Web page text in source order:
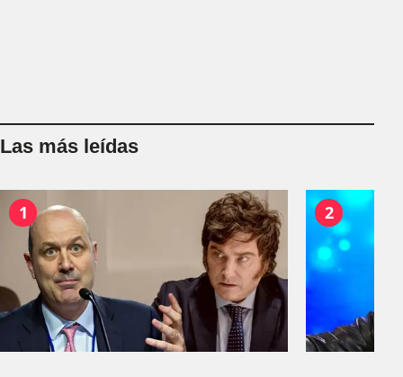
Las más leídas
1 2